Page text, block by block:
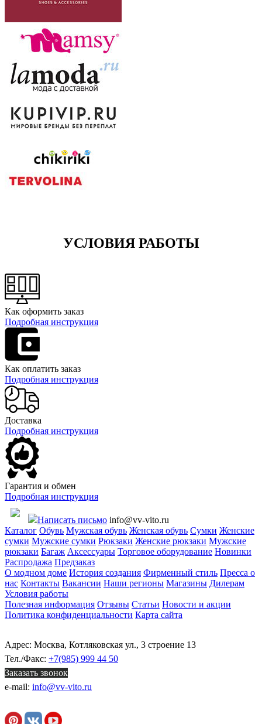
УСЛОВИЯ РАБОТЫ
Как оформить заказ
Подробная инструкция
Как оплатить заказ
Подробная инструкция
Доставка
Подробная инструкция
Гарантия и обмен
Подробная инструкция
Написать письмо info@vv-vito.ru
Каталог Обувь Мужская обувь Женская обувь Сумки Женские
сумки Мужские сумки Рюкзаки Женские рюкзаки Мужские
рюкзаки Багаж Аксессуары Торговое оборудование Новинки
Распродажа Предзаказ
О модном доме История создания Фирменный стиль Пресса о
нас Контакты Вакансии Наши регионы Магазины Дилерам
Условия работы
Полезная информация Отзывы Статьи Новости и акции
Политика конфиденциальности Карта сайта
Адрес: Москва, Котляковская ул., 3 строение 13
Тел./Факс: +7(985) 999 44 50
Заказать звонок
e-mail: info@vv-vito.ru